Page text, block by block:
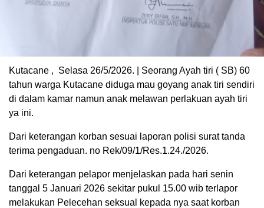
Kutacane , Selasa 26/5/2026. | Seorang Ayah tiri ( SB) 60
tahun warga Kutacane diduga mau goyang anak tiri sendiri
di dalam kamar namun anak melawan perlakuan ayah tiri
ya ini.
Dari keterangan korban sesuai laporan polisi surat tanda
terima pengaduan. no Rek/09/1/Res.1.24./2026.
Dari keterangan pelapor menjelaskan pada hari senin
tanggal 5 Januari 2026 sekitar pukul 15.00 wib terlapor
melakukan Pelecehan seksual kepada nya saat korban